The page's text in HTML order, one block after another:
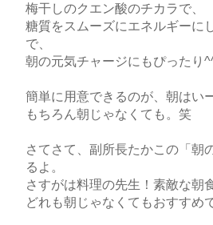
梅干しのクエン酸のチカラで、
糖質をスムーズにエネルギーに
で、
朝の元気チャージにもぴったり
簡単に用意できるのが、朝はい
もちろん朝じゃなくても。笑
さてさて、副所長たかこの「朝
るよ。
さすがは料理の先生！素敵な朝
どれも朝じゃなくてもおすすめ